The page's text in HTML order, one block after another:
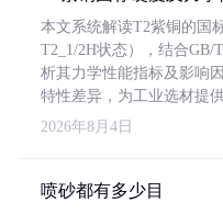
本文系统解读T2紫铜的国
T2_1/2H状态），结合GB/
析其力学性能指标及影响
特性差异，为工业选材提供
2026年8月4日
喷砂都有多少目